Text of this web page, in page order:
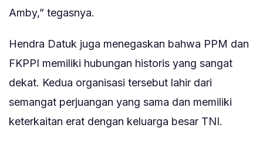
Amby,” tegasnya.
Hendra Datuk juga menegaskan bahwa PPM dan
FKPPI memiliki hubungan historis yang sangat
dekat. Kedua organisasi tersebut lahir dari
semangat perjuangan yang sama dan memiliki
keterkaitan erat dengan keluarga besar TNI.